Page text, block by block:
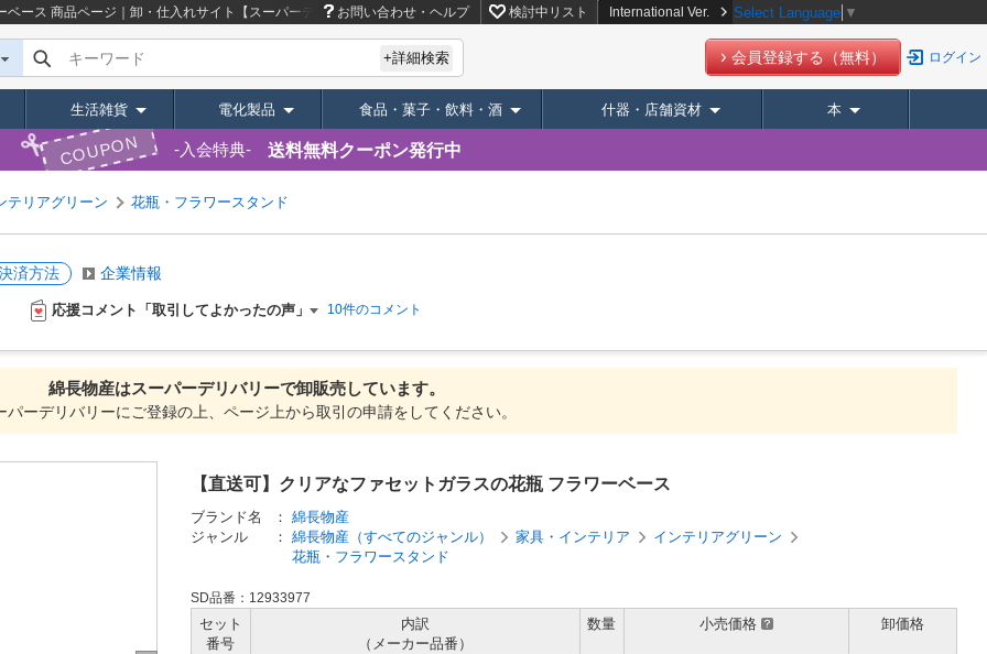
ベース 商品ページ｜卸・仕入れサイト【スーパーデリバリー】お問い合わせ・ヘルプ 検討中リスト International Ver. Select Language ▼
キーワード +詳細検索 会員登録する（無料） ログイン
生活雑貨 電化製品 食品・菓子・飲料・酒 什器・店舗資材 本
COUPON 入会特典 送料無料クーポン発行中
テリアグリーン 花瓶・フラワースタンド
済方法 企業情報
応援コメント「取引してよかったの声」 10件のコメント
綿長物産はスーパーデリバリーで卸販売しています。
パーデリバリーにご登録の上、ページ上から取引の申請をしてください。
【直送可】クリアなファセットガラスの花瓶 フラワーベース
ブランド名 ： 綿長物産
ジャンル
： 綿長物産（すべてのジャンル） 家具・インテリア
インテリアグリーン
花瓶・フラワースタンド
SD品番：12933977
セット
番号
内訳
（メーカー品番）
数量 小売価格 卸価格